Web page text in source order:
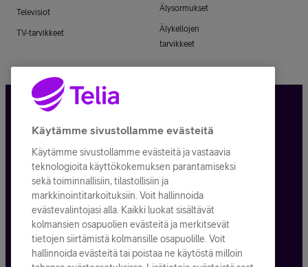
Televisiot
TV-tarvikkeet
Älysormukset
Älykellojen
tarvikkeet
Tietosuoja ja -turva
Tilauksen peruuttaminen
Käyttöehdot
Evästeiden käyttö
Toimitusehdot ja palvelukuvaukset
Käytämme sivustollamme evästeitä
Käytämme sivustollamme evästeitä ja vastaavia
teknologioita käyttökokemuksen parantamiseksi
sekä toiminnallisiin, tilastollisiin ja
markkinointitarkoituksiin. Voit hallinnoida
evästevalintojasi alla. Kaikki luokat sisältävät
kolmansien osapuolien evästeitä ja merkitsevät
tietojen siirtämistä kolmansille osapuolille. Voit
hallinnoida evästeitä tai poistaa ne käytöstä milloin